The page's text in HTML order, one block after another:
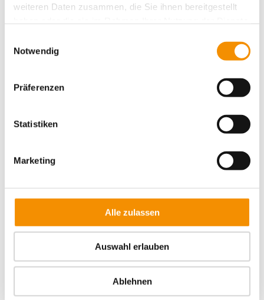
weiteren Daten zusammen, die Sie ihnen bereitgestellt
Notwendig
Präferenzen
Statistiken
Marketing
Alle zulassen
Auswahl erlauben
Ablehnen
ganz privat Hostel Köln
party Rhein
Trinken Typisch Köln Veranstaltungen
Ähnliche Beiträge
SANTAS WEIHNACHTSMARKT
IN KÖLN
GAMESCOM IN KÖLN